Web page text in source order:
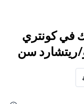
في كونتري
ريتشارد سن